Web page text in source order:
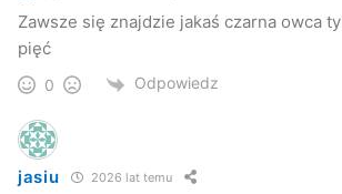
Zawsze się znajdzie jakaś czarna owca
pięć
0 Odpowiedz
jasiu 2026 lat temu